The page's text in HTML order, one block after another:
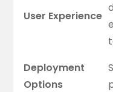
User Experience
Deployment
Options